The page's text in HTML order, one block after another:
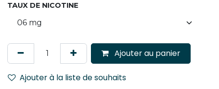
TAUX DE NICOTINE
Ajouter au panier
Ajouter à la liste de souhaits